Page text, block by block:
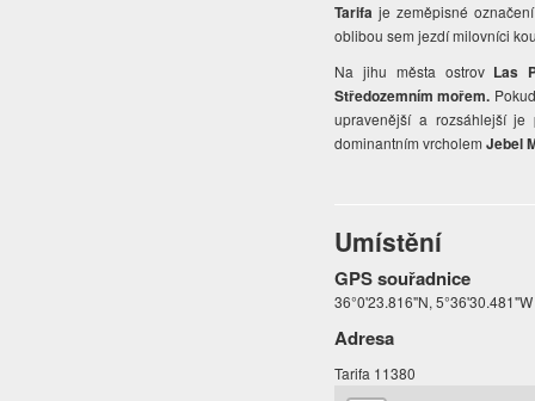
Tarifa je zeměpisné
oblibou sem jezdí milovníci
Na jihu města ostrov Las
Středozemním mořem.
upravenější a rozsáhlejší je
dominantním vrcholemJebel
Umístění
GPS souřadnice
36°0'23.816"N, 5°36'30.481"W
Adresa
Tarifa 11380